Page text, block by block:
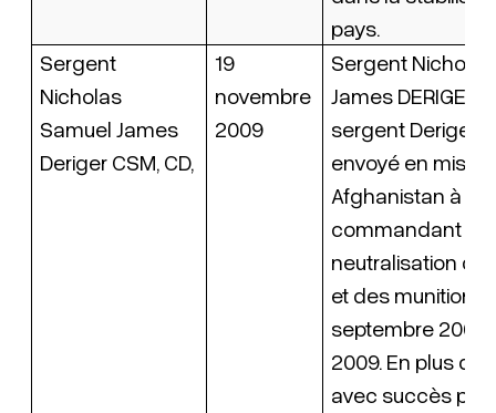
pays.
Sergent
Nicholas
Samuel James
Deriger CSM, CD,
19
novembre
2009
Sergent
James DERIGER,
sergent Deriger
envoyé en
Afghanistan à
commandant de
neutralisation
et des munitions
septembre 2008
2009. En plus
avec succès